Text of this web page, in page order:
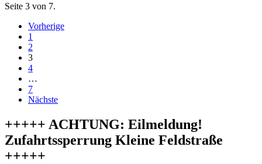
Seite 3 von 7.
Vorherige
1
2
3
4
…
7
Nächste
+++++ ACHTUNG: Eilmeldung!
Zufahrtssperrung Kleine Feldstraße
+++++